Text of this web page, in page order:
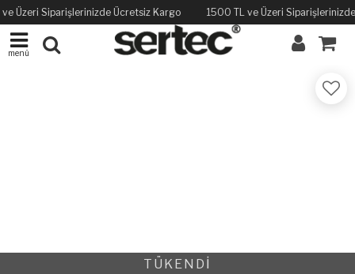
Üzeri Siparişlerinizde Ücretsiz Kargo 1500 TL ve Üzeri
menü
TÜKENDİ